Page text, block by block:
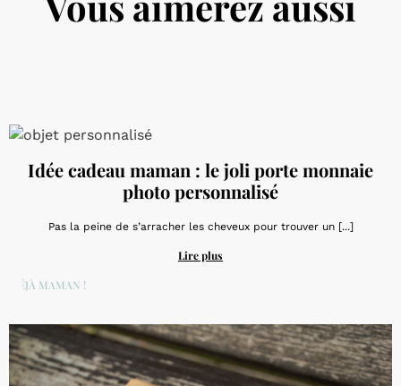
Idée cadeau maman : le joli porte monnaie
photo personnalisé
Pas la peine de s’arracher les cheveux pour trouver un [...]
Lire plus
DÉJÀ MAMAN !